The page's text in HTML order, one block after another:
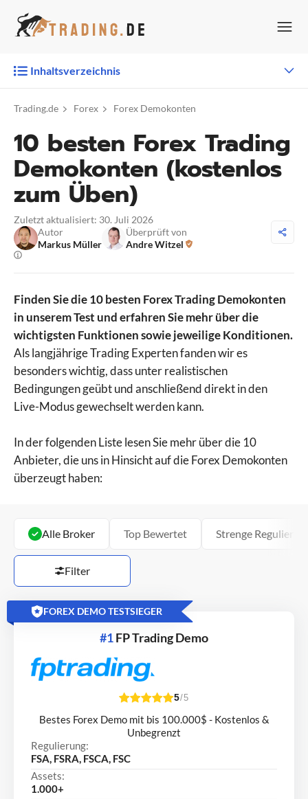
Inhalt
Inhaltsverzeichnis
Trading.de Forex Forex Demokonten
10 besten Forex Trading
Demokonten (kostenlos
zum Üben)
Zuletzt aktualisiert: 30. Juli 2026
Autor
Markus Müller
Überprüft von
Andre Witzel
Finden Sie die 10 besten Forex Trading Demokonten
in unserem Test und erfahren Sie mehr über die
wichtigsten Funktionen sowie jeweilige Konditionen.
Als langjährige Trading Experten fanden wir es
besonders wichtig, dass unter realistischen
Bedingungen geübt und anschließend direkt in den
Live-Modus gewechselt werden kann.
In der folgenden Liste lesen Sie mehr über die 10
Anbieter, die uns in Hinsicht auf die Forex Demokonten
überzeugt haben:
Alle Broker Top Bewertet Strenge
Filter
FOREX DEMO TESTSIEGER
#1FP Trading Demo
5/5
Bestes Forex Demo mit bis 100.000$ - Kostenlos &
Unbegrenzt
Regulierung:
FSA, FSRA, FSCA, FSC
Assets:
1.000+